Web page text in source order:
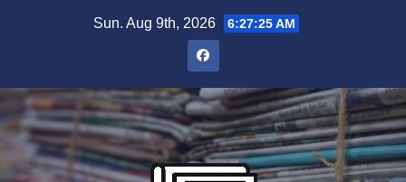
Sun. Aug 9th, 2026 6:27:26 AM